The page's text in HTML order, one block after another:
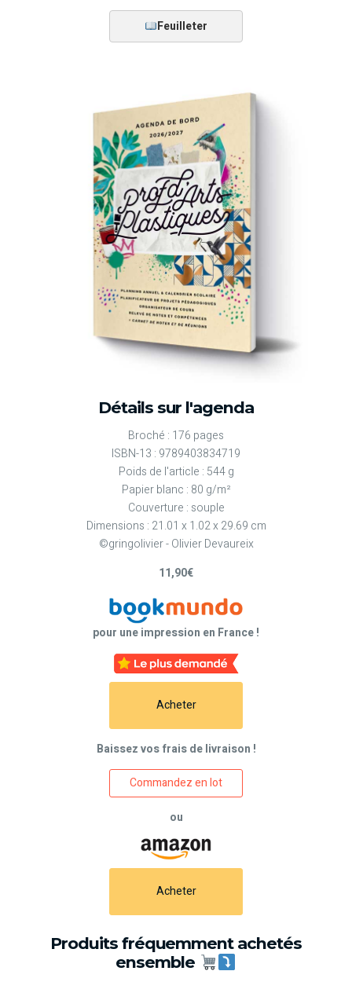
Feuilleter
Détails sur l'agenda
Broché : 176 pages
ISBN-13 : 9789403834719
Poids de l'article : 544 g
Papier blanc : 80 g/m²
Couverture : souple
Dimensions : 21.01 x 1.02 x 29.69 cm
©gringolivier - Olivier Devaureix
11,90€
pour une impression en France !
Acheter
Baissez vos frais de livraison !
Commandez en lot
ou
Acheter
Produits fréquemment achetés
ensemble